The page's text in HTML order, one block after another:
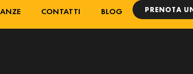
CONTATTI BLOG PRENOTA